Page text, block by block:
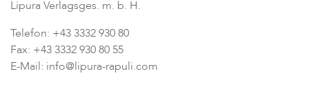
Lipura Verlagsges. m. b. H.
Telefon: +43 3332 930 80
Fax: +43 3332 930 80 55
E-Mail: info@lipura-rapuli.com